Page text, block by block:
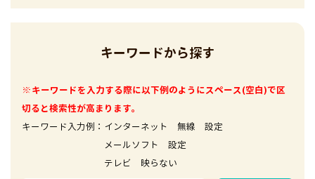
キーワードから探す
※キーワードを入力する際に以下例のようにスペース(空白)で区
切ると検索性が高まります。
キーワード入力例：インターネット 無線 設定
メールソフト 設定
テレビ 映らない